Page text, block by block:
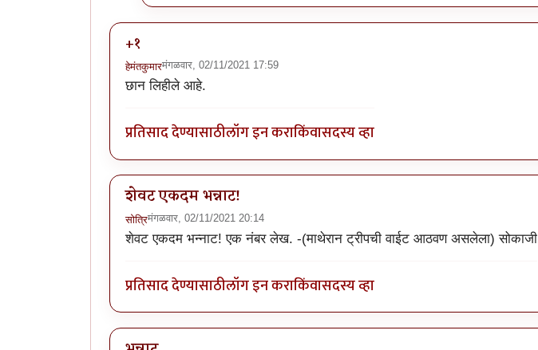
+१
हेमंतकुमारमंगळवार, 02/11/2021 17:59
छान लिहीले आहे.
प्रतिसाद देण्यासाठीलॉग इन कराकिंवासदस्य व्हा
शेवट एकदम भन्नाट!
सोत्रिमंगळवार, 02/11/2021 20:14
शेवट एकदम भन्नाट! एक नंबर लेख. -(माथेरान ट्रीपची वाईट आठवण असलेला) सोकाजी
प्रतिसाद देण्यासाठीलॉग इन कराकिंवासदस्य व्हा